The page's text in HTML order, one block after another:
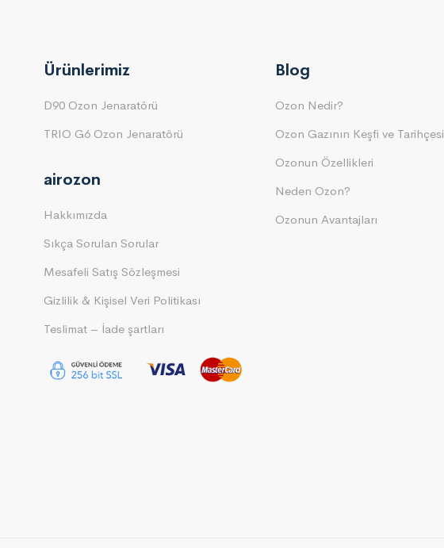
Ürünlerimiz
D90 Ozon Jenaratörü
TRIO G6 Ozon Jenaratörü
airozon
Hakkımızda
Sıkça Sorulan Sorular
Mesafeli Satış Sözleşmesi
Gizlilik & Kişisel Veri Politikası
Teslimat – İade şartları
Blog
Ozon Nedir?
Ozon Gazının Keşfi ve Tarihçesi
Ozonun Özellikleri
Neden Ozon?
Ozonun Avantajları